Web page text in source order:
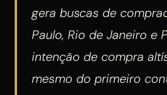
gera buscas de
Paulo, Rio de Janeiro e
intenção de compra
mesmo do primeiro